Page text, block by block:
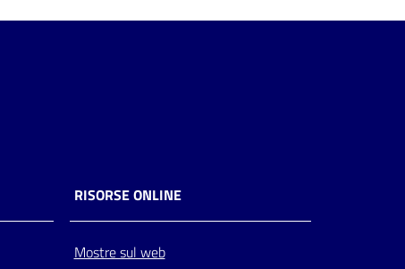
RISORSE ONLINE
Mostre sul web